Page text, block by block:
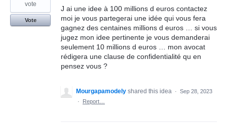
J ai une idee à 100 millions d euros contactez
moi je vous partegerai une idée qui vous fera
gagnez des centaines millions d euros … si vous
jugez mon idee pertinente je vous demanderai
seulement 10 millions d euros … mon avocat
rédigera une clause de confidentialité qu en
pensez vous ?
vote
Vote
Mourgapamodely shared this idea · Sep 28, 2023
·
Report…